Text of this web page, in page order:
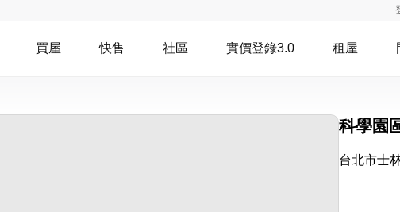
買屋 快售 社區 實價登錄3.0 租屋
科學園
台北市士